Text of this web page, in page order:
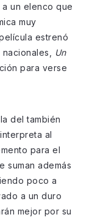
un elenco que
muy
estrenó
Un
para verse
del también
al
para el
suman además
poco a
a un duro
mejor por su